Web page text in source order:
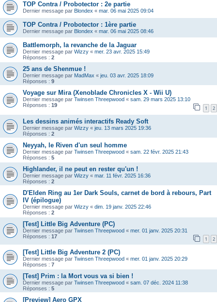
TOP Contra / Probotector : 2e partie
Dernier message par Blondex « mar. 06 mai 2025 09:04
TOP Contra / Probotector : 1ère partie
Dernier message par Blondex « mar. 06 mai 2025 08:46
Battlemorph, la revanche de la Jaguar
Dernier message par Wizzy « mer. 23 avr. 2025 15:49
Réponses : 2
25 ans de Shenmue !
Dernier message par MadMax « jeu. 03 avr. 2025 18:09
Réponses : 9
Voyage sur Mira (Xenoblade Chronicles X - Wii U)
Dernier message par Twinsen Threepwood « sam. 29 mars 2025 13:10
Réponses : 19 1 2
Les dessins animés interactifs Ready Soft
Dernier message par Wizzy « jeu. 13 mars 2025 19:36
Réponses : 2
Neyyah, le Riven d'un seul homme
Dernier message par Twinsen Threepwood « sam. 22 févr. 2025 21:43
Réponses : 5
Highlander, il ne peut en rester qu'un !
Dernier message par Wizzy « mar. 11 févr. 2025 16:36
Réponses : 2
D'Elden Ring au 1er Dark Souls, carnet de bord à rebours, Part
IV (épilogue)
Dernier message par Wizzy « dim. 19 janv. 2025 22:46
Réponses : 2
[Test] Little Big Adventure (PC)
Dernier message par Twinsen Threepwood « mer. 01 janv. 2025 20:31
Réponses : 17 1 2
[Test] Little Big Adventure 2 (PC)
Dernier message par Twinsen Threepwood « mer. 01 janv. 2025 20:29
Réponses : 7
[Test] Prim : la Mort vous va si bien !
Dernier message par Twinsen Threepwood « sam. 07 déc. 2024 11:38
Réponses : 5
[Preview] Aero GPX